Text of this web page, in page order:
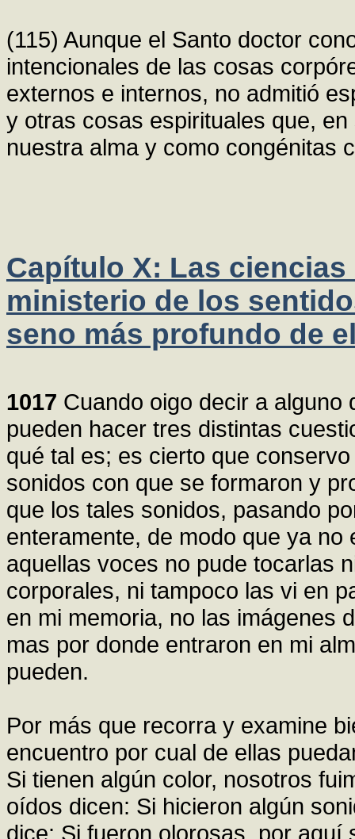
(115) Aunque el Santo doctor
intencionales de las cosas
externos e internos, no admitió
y otras cosas espirituales que,
nuestra alma y como congénitas
Capítulo X: Las
ministerio de los
seno más profundo de
1017 Cuando oigo decir a
pueden hacer tres distintas
qué tal es; es cierto que
sonidos con que se formaron y
que los tales sonidos, pasando
enteramente, de modo que ya
aquellas voces no pude tocarlas
corporales, ni tampoco las vi en
en mi memoria, no las imágenes
mas por donde entraron en mi
pueden.
Por más que recorra y examine
encuentro por cual de ellas
Si tienen algún color, nosotros
oídos dicen: Si hicieron algún
dice: Si fueron olorosas, por aquí